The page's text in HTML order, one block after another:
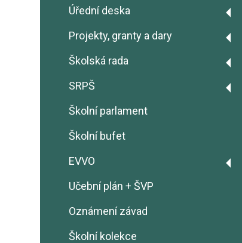
Úřední deska
Výroční zprávy
Rozpočty školy
GDPR - Ochrana osobních
údajů
Prohlášení o přístupnosti
Ochrana oznamovatelů
Volná pracovní místa
Pronájmy
Podatelna školy
Projekty, granty a dary
Projekt Fairtrade
Erasmus+
vyhrazení pracovního místa
Dary
Naše hodnoty - Operační
program Jan Amos Komenský
GRANT Ško-energo -
Ekologizace školní zahrady
Školská rada
Zápisy z jednání
SRPŠ
Zápisy z jednání
Školní parlament
Školní bufet
EVVO
Základní informace EVVO
Ekotým
Učební plán + ŠVP
Oznámení závad
Školní kolekce